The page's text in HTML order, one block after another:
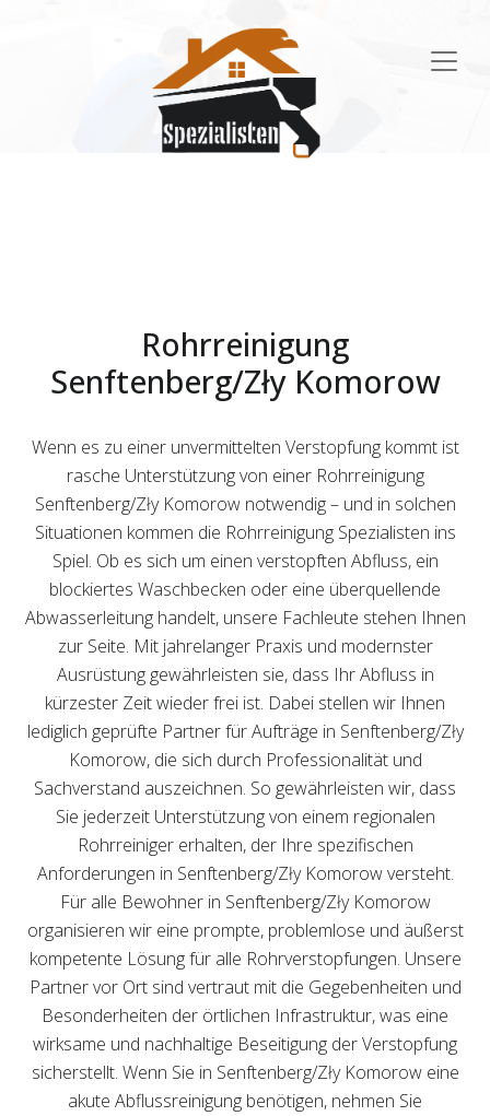
Rohrreinigung
Senftenberg/Zły Komorow
Wenn es zu einer unvermittelten Verstopfung kommt ist
rasche Unterstützung von einer Rohrreinigung
Senftenberg/Zły Komorow notwendig – und in solchen
Situationen kommen die Rohrreinigung Spezialisten ins
Spiel. Ob es sich um einen verstopften Abfluss, ein
blockiertes Waschbecken oder eine überquellende
Abwasserleitung handelt, unsere Fachleute stehen Ihnen
zur Seite. Mit jahrelanger Praxis und modernster
Ausrüstung gewährleisten sie, dass Ihr Abfluss in
kürzester Zeit wieder frei ist. Dabei stellen wir Ihnen
lediglich geprüfte Partner für Aufträge in Senftenberg/Zły
Komorow, die sich durch Professionalität und
Sachverstand auszeichnen. So gewährleisten wir, dass
Sie jederzeit Unterstützung von einem regionalen
Rohrreiniger erhalten, der Ihre spezifischen
Anforderungen in Senftenberg/Zły Komorow versteht.
Für alle Bewohner in Senftenberg/Zły Komorow
organisieren wir eine prompte, problemlose und äußerst
kompetente Lösung für alle Rohrverstopfungen. Unsere
Partner vor Ort sind vertraut mit die Gegebenheiten und
Besonderheiten der örtlichen Infrastruktur, was eine
wirksame und nachhaltige Beseitigung der Verstopfung
sicherstellt. Wenn Sie in Senftenberg/Zły Komorow eine
akute Abflussreinigung benötigen, nehmen Sie